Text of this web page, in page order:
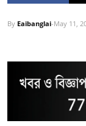
By Eaibanglai-May 11,